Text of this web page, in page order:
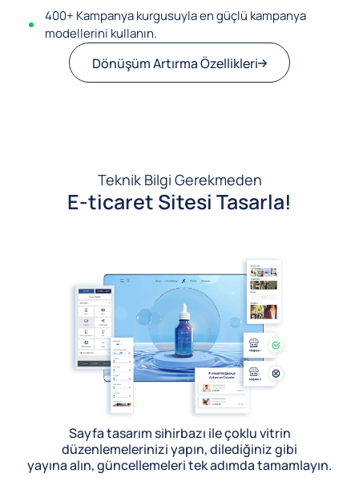
400+ Kampanya kurgusuyla en güçlü kampanya
modellerini kullanın.
Dönüşüm Artırma Özellikleri
Teknik Bilgi Gerekmeden
E-ticaret Sitesi Tasarla!
Sayfa tasarım sihirbazı ile çoklu vitrin
düzenlemelerinizi yapın, dilediğiniz gibi
yayına alın, güncellemeleri tek adımda tamamlayın.